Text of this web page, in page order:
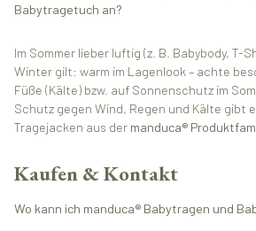
Babytragetuch an?
Im Sommer lieber luftig (z. B. Babybody, T-
Winter gilt: warm im Lagenlook – achte
Füße (Kälte) bzw. auf Sonnenschutz im
Schutz gegen Wind, Regen und Kälte gibt
Tragejacken aus der manduca®
Kaufen & Kontakt
Wo kann ich manduca® Babytragen und